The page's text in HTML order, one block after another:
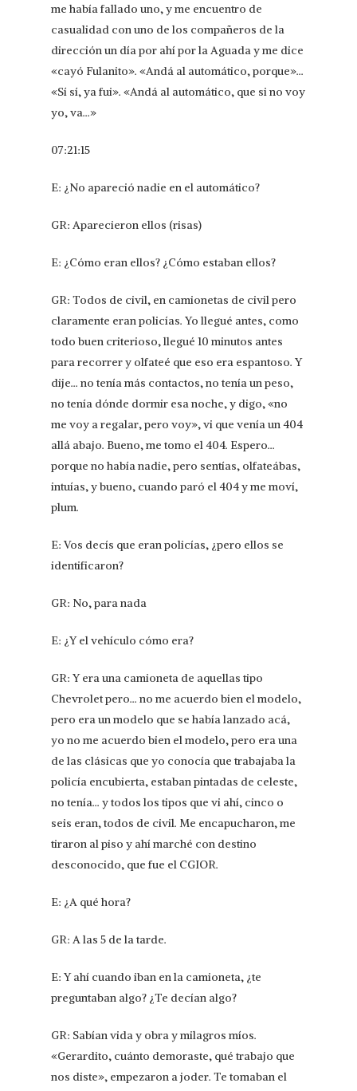
me había fallado uno, y me encuentro de
casualidad con uno de los compañeros de la
dirección un día por ahí por la Aguada y me dice
«cayó Fulanito». «Andá al automático, porque»…
«Sí sí, ya fui». «Andá al automático, que si no voy
yo, va…»
07:21:15
E: ¿No apareció nadie en el automático?
GR: Aparecieron ellos (risas)
E: ¿Cómo eran ellos? ¿Cómo estaban ellos?
GR: Todos de civil, en camionetas de civil pero
claramente eran policías. Yo llegué antes, como
todo buen criterioso, llegué 10 minutos antes
para recorrer y olfateé que eso era espantoso. Y
dije… no tenía más contactos, no tenía un peso,
no tenía dónde dormir esa noche, y digo, «no
me voy a regalar, pero voy», vi que venía un 404
allá abajo. Bueno, me tomo el 404. Espero…
porque no había nadie, pero sentías, olfateábas,
intuías, y bueno, cuando paró el 404 y me moví,
plum.
E: Vos decís que eran policías, ¿pero ellos se
identificaron?
GR: No, para nada
E: ¿Y el vehículo cómo era?
GR: Y era una camioneta de aquellas tipo
Chevrolet pero… no me acuerdo bien el modelo,
pero era un modelo que se había lanzado acá,
yo no me acuerdo bien el modelo, pero era una
de las clásicas que yo conocía que trabajaba la
policía encubierta, estaban pintadas de celeste,
no tenía… y todos los tipos que vi ahí, cinco o
seis eran, todos de civil. Me encapucharon, me
tiraron al piso y ahí marché con destino
desconocido, que fue el CGIOR.
E: ¿A qué hora?
GR: A las 5 de la tarde.
E: Y ahí cuando iban en la camioneta, ¿te
preguntaban algo? ¿Te decían algo?
GR: Sabían vida y obra y milagros míos.
«Gerardito, cuánto demoraste, qué trabajo que
nos diste», empezaron a joder. Te tomaban el